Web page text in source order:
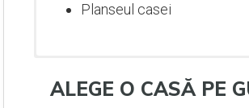
Planseul casei
ALEGE O CASĂ PE